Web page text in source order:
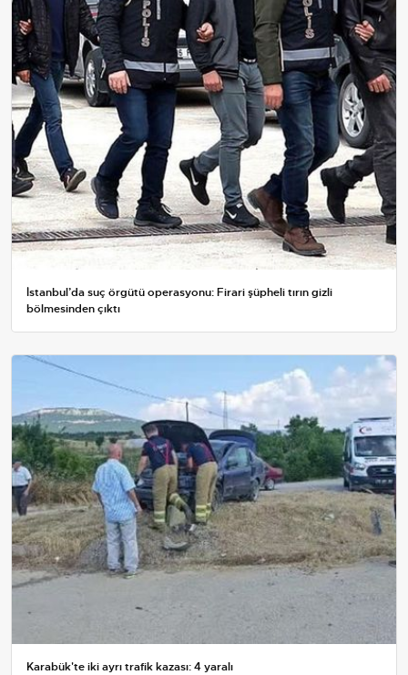
İstanbul’da suç örgütü operasyonu: Firari şüpheli tırın gizli
bölmesinden çıktı
Karabük'te iki ayrı trafik kazası: 4 yaralı